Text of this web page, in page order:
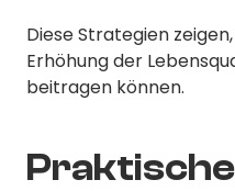
Diese Strategien
Erhöhung der
beitragen können.